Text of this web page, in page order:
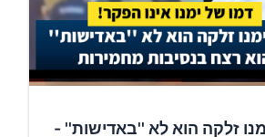
זלקה הוא לא ''באדישות'' -